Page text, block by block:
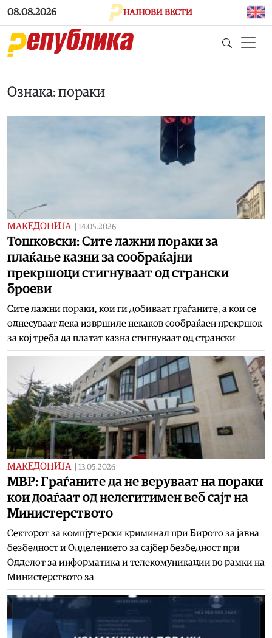
Skip to main content
08.08.2026 НАЈНОВИ ВЕСТИ
Ознака: пораки
МАКЕДОНИЈА 14.05.2026
Тошковски: Сите лажни пораки за
плаќање казни за сообраќајни
прекршоци стигнуваат од странски
броеви
Сите лажни пораки, кои ги добиваат граѓаните, а кои се
однесуваат дека извршиле некаков сообраќаен прекршок
за кој треба да платат казна стигнуваат од странски
МАКЕДОНИЈА 13.05.2026
МВР: Граѓаните да не веруваат на пораки
кои доаѓаат од нелегитимен веб сајт на
Министерството
Секторот за компјутерски криминал при Бирото за јавна
безбедност и Одделението за сајбер безбедност при
Одделот за информатика и телекомуникации во рамки на
Министерството за